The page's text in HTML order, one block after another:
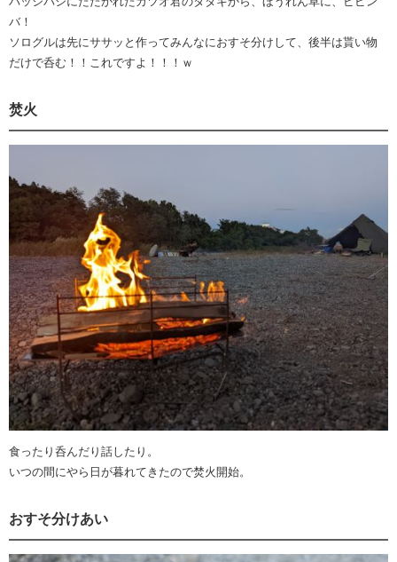
バ！
ソログルは先にササッと作ってみんなにおすそ分けして、後半は貰い物
だけで呑む！！これですよ！！！ｗ
焚火
食ったり呑んだり話したり。
いつの間にやら日が暮れてきたので焚火開始。
おすそ分けあい